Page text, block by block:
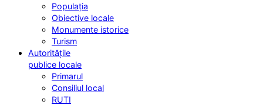
Populația
Obiective locale
Monumente istorice
Turism
Autoritățile
publice locale
Primarul
Consiliul local
RUTI